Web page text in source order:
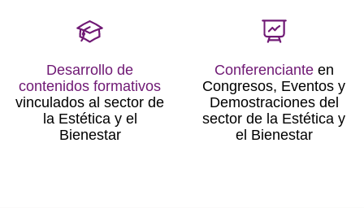
Desarrollo de
contenidos formativos
vinculados al sector de
la Estética y el
Bienestar
Conferencianteen
Congresos, Eventos y
Demostraciones del
sector de la Estética y
el Bienestar